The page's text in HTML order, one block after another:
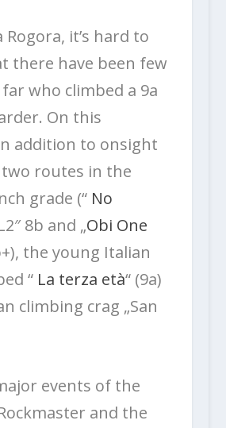
it’s hard to
there have been few
who climbed a 9a
On this
addition to onsight
routes in the
grade (“ No
8b and „Obi One
the young Italian
“ La terza età“ (9a)
climbing crag „San
events of the
and the